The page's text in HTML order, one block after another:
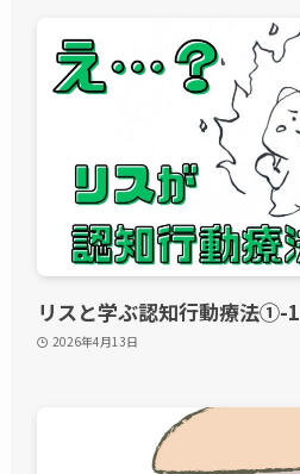
リスと学ぶ認知行動療法①-1
2026年4月13日